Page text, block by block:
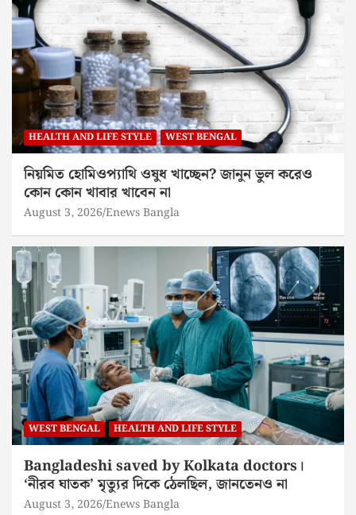
HEALTH AND LIFE STYLE WEST BENGAL
নিয়মিত হোমিওপ্যাথি ওষুধ খাচ্ছেন? জানুন ভুল করেও
কোন কোন খাবার খাবেন না
August 3, 2026 Enews Bangla
WEST BENGAL HEALTH AND LIFE STYLE
Bangladeshi saved by Kolkata doctors।
‘নীরব ঘাতক’ মৃত্যুর দিকে ঠেলছিল, জানতেনও না
August 3, 2026 Enews Bangla